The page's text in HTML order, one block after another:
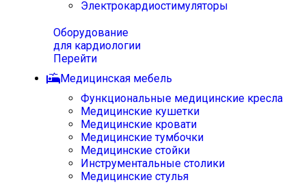
Электрокардиостимуляторы
Оборудование
для кардиологии
Перейти
Медицинская мебель
Функциональные медицинские кресла
Медицинские кушетки
Медицинские кровати
Медицинские тумбочки
Медицинские стойки
Инструментальные столики
Медицинские стулья